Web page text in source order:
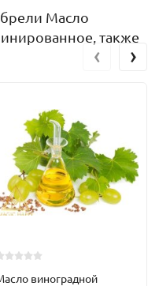
Масло
также
виноградной
‹ ›